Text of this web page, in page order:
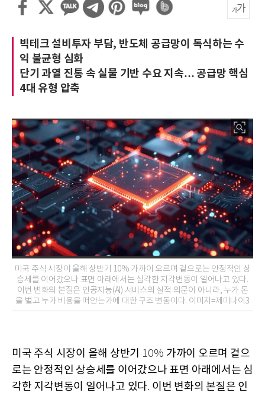
빅테크 설비투자 부담, 반도체 공급망이 독식하는 수
익 불균형 심화
단기 과열 진통 속 실물 기반 수요 지속… 공급망 핵심
4대 유형 압축
미국 주식 시장이 올해 상반기 10% 가까이 오르며 겉으로는 안정적인 상
승세를 이어갔으나 표면 아래에서는 심각한 지각변동이 일어나고 있다.
이번 변화의 본질은 인공지능(AI) 서비스의 실적 의문이 아니라, 누가 돈
을 벌고 누가 비용을 떠안는가에 대한 구조 변동이다. 이미지=제미나이3
미국 주식 시장이 올해 상반기 10% 가까이 오르며 겉으
로는 안정적인 상승세를 이어갔으나 표면 아래에서는 심
각한 지각변동이 일어나고 있다. 이번 변화의 본질은 인